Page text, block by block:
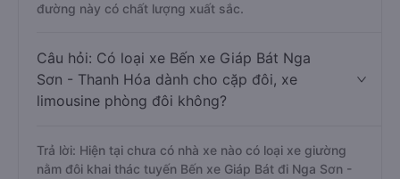
đường này có chất lượng xuất sắc.
Câu hỏi: Có loại xe Bến xe Giáp Bát Nga
Sơn - Thanh Hóa dành cho cặp đôi, xe
limousine phòng đôi không?
Trả lời: Hiện tại chưa có nhà xe nào có loại xe giường
nằm đôi khai thác tuyến Bến xe Giáp Bát đi Nga Sơn -